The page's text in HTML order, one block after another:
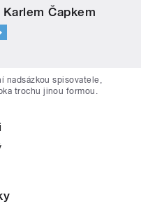
Čapkem
nadsázkou spisovatele,
trochu jinou formou.